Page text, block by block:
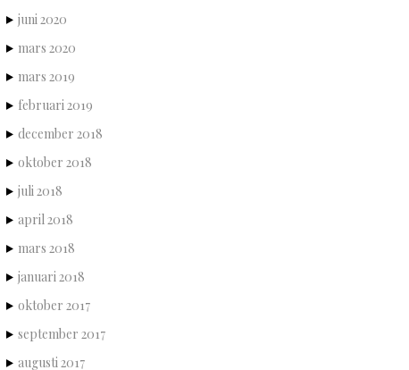
juni 2020
mars 2020
mars 2019
februari 2019
december 2018
oktober 2018
juli 2018
april 2018
mars 2018
januari 2018
oktober 2017
september 2017
augusti 2017